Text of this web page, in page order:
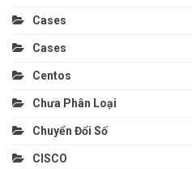
Cases
Cases
Centos
Chưa Phân Loại
Chuyển Đổi Số
CISCO